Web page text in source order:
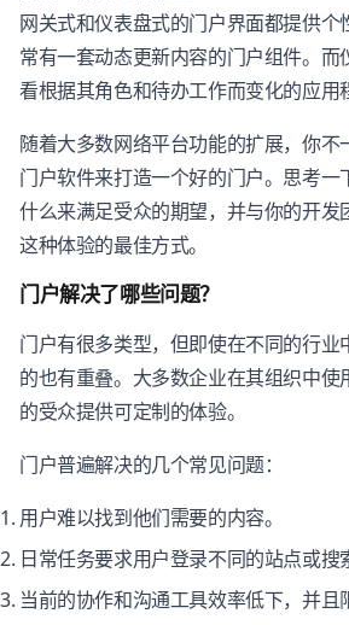
网关式和仪表盘式的门户界面都提供个
常有一套动态更新内容的门户组件。而
看根据其角色和待办工作而变化的应用
随着大多数网络平台功能的扩展，你不
门户软件来打造一个好的门户。思考一
什么来满足受众的期望，并与你的开发
这种体验的最佳方式。
门户解决了哪些问题？
门户有很多类型，但即使在不同的行业
的也有重叠。大多数企业在其组织中使
的受众提供可定制的体验。
门户普遍解决的几个常见问题：
用户难以找到他们需要的内容。
日常任务要求用户登录不同的站点或搜
当前的协作和沟通工具效率低下，并且